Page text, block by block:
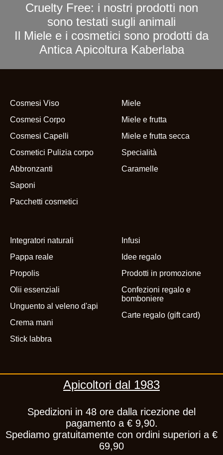
Cruelty Free: i nostri prodotti non
sono testati sugli animali
Il Miele e i cosmetici sono prodotti da
Antica Apicoltura Kaberlaba
Cosmesi Viso
Cosmesi Corpo
Cosmesi Capelli
Cosmetici Pulizia corpo
Abbronzanti
Saponi
Pacchetti cosmetici
Miele
Miele e frutta
Miele e frutta secca
Specialità
Caramelle
Integratori naturali
Pappa reale
Propolis
Olii essenziali
Unguento al veleno d'api
Crema mani
Stick labbra
Infusi
Idee regalo
Prodotti in promozione
Confezioni regalo e
bomboniere
Carte regalo (gift card)
Apicoltori dal 1983
Spedizioni in 48 ore dalla ricezione del
pagamento a € 9,90.
Spediamo gratuitamente con ordini superiori a €
69,90